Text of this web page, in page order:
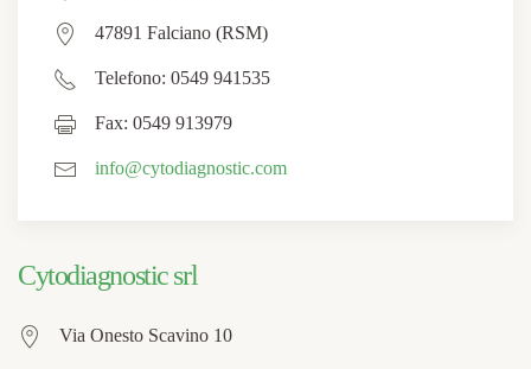
47891 Falciano (RSM)
Telefono: 0549 941535
Fax: 0549 913979
info@cytodiagnostic.com
Cytodiagnostic srl
Via Onesto Scavino 10